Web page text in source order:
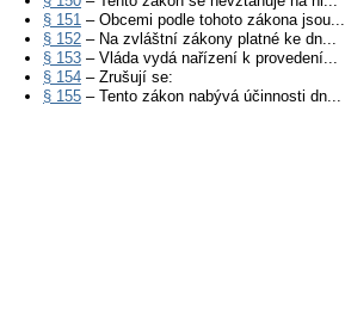
§ 151 – Obcemi podle tohoto zákona jsou...
§ 152 – Na zvláštní zákony platné ke dn...
§ 153 – Vláda vydá nařízení k provedení...
§ 154 – Zrušují se:
§ 155 – Tento zákon nabývá účinnosti dn...